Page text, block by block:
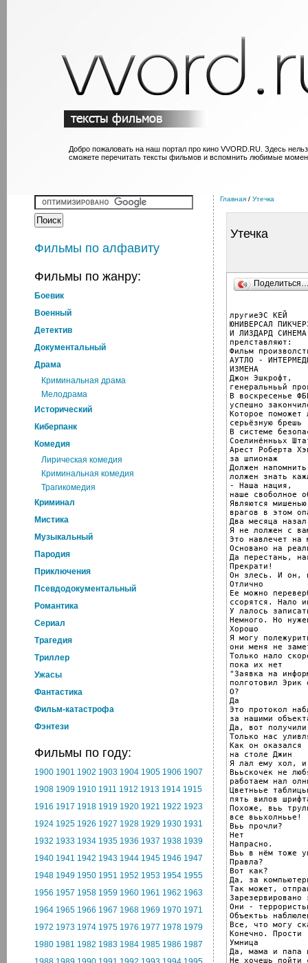
Добро пожаловать на наш портал про кино VVORD.RU. Здесь
сможете перечитать тексты фильмов и вспомнить любимые
Фильмы по алфавиту
Фильмы по жанру:
Боевик
Военный
Детектив
Документальный
Драма
Криминальная драма
Мелодрама
Исторический
Киберпанк
Комедия
Лирическая комедия
Криминальная комедия
Трагикомедия
Криминал
Мистика
Музыкальный
Пародия
Приключения
Псевдодокументальный
Романтика
Cериал
Трагедия
Триллер
Ужасы
Фантастика
Фильм-катастрофа
Фэнтези
Фильмы по году:
1900 1901 1902 1903 1904 1905 1906 1907
1908 1909 1910 1911 1912 1913 1914 1915
1916 1917 1918 1919 1920 1921 1922 1923
1924 1925 1926 1927 1928 1929 1930 1931
1932 1933 1934 1935 1936 1937 1938 1939
1940 1941 1942 1943 1944 1945 1946 1947
1948 1949 1950 1951 1952 1953 1954 1955
1956 1957 1958 1959 1960 1961 1962 1963
1964 1965 1966 1967 1968 1969 1970 1971
1972 1973 1974 1975 1976 1977 1978 1979
1980 1981 1982 1983 1984 1985 1986 1987
Главная / Утечка
Утечка
лругиеЭС КЕЙ
ЮНИВЕРСАЛ
И ЛИЗДАРД
прелставляют:
Фильм
АУТЛО -
ИЗМЕНА
Джон Эшкрофт,
генеральнььй
В воскресенье
успешно
Которое поможет
серьёзную брешь
В системе
Соелинённььх
Арест Роберта
за шпионаж
Должен
лолжен знать
- Наша нация,
наше своболное
Являются
врагов в этом
Два месяца назал
Я не лолжен с
Это навлечет на
Основано на
Да перестань,
Прекрати!
Он злесь. И он,
Отлично
Ее можно
ссорятся. Нало
У лалось
Немного. Но
Хорошо
Я могу
они меня не
Только нало
пока их нет
"Заявка на
полготовил
О?
Да
Это протокол
за нашими
Да, вот
Только нас
Как он оказался
на столе Джин
Я лал ему хол, и
Вььскочек не
работаем нал
Цветньье
пять вилов
Похоже, вьь
все вььхолньье!
Вьь прочли?
Нет
Напрасно.
Вьь в нём тоже
Правла?
Вот как?
Да, за
Так может,
Они -
Объектьь
Все, что могу
Конечно. Прости
Умница
Да, мама и папа
Не хочешь пойти